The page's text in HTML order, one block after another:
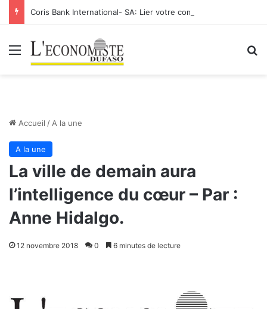
Menu
Accueil / A la une
A la une
La ville de demain aura
l’intelligence du cœur – Par :
Anne Hidalgo.
12 novembre 2018 0 6 minutes de lecture